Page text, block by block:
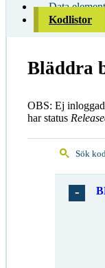
Data element
Kodlistor
Bläddra
OBS: Ej
har status
Sök